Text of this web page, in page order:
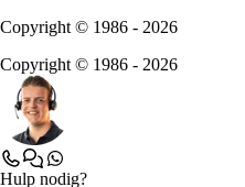
Copyright © 1986 - 2026
Copyright © 1986 - 2026
Hulp nodig?